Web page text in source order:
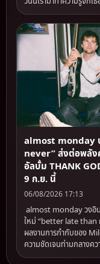
almost monday
never” ส่งต่อพลัง
อัลบั้ม THANK
9 ก.ย. นี้
06/08/2026 17:13
almost monday วงอิ
ใหม่ “better late than
ผลงานการกำกับของ
ความชัดเจนท่ามกลางค